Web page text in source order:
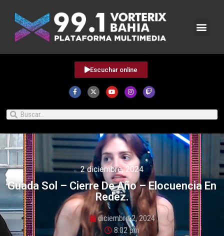
Escuchar online
2 diciembre, 2024
Guada Sol – Cierre De Año – Elocuencia En
Redez.
diciembre 2, 2024
8:02 pm